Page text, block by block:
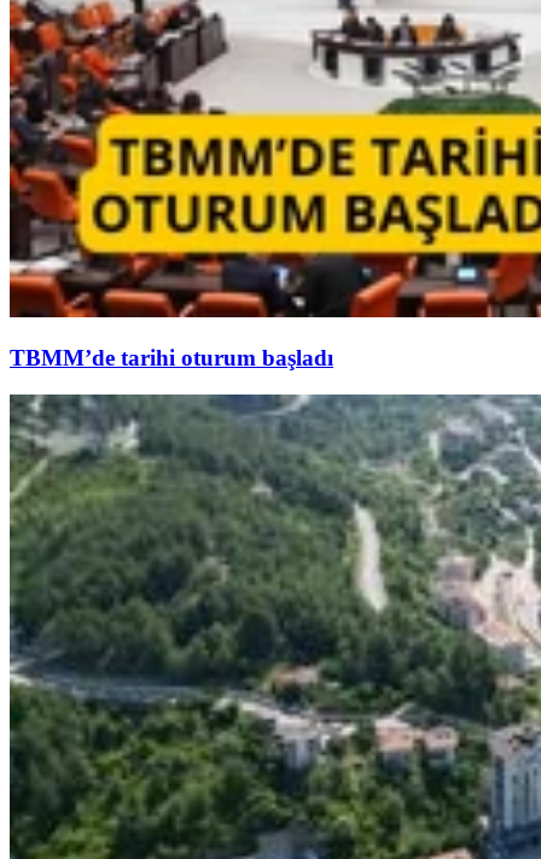
TBMM’de tarihi oturum başladı